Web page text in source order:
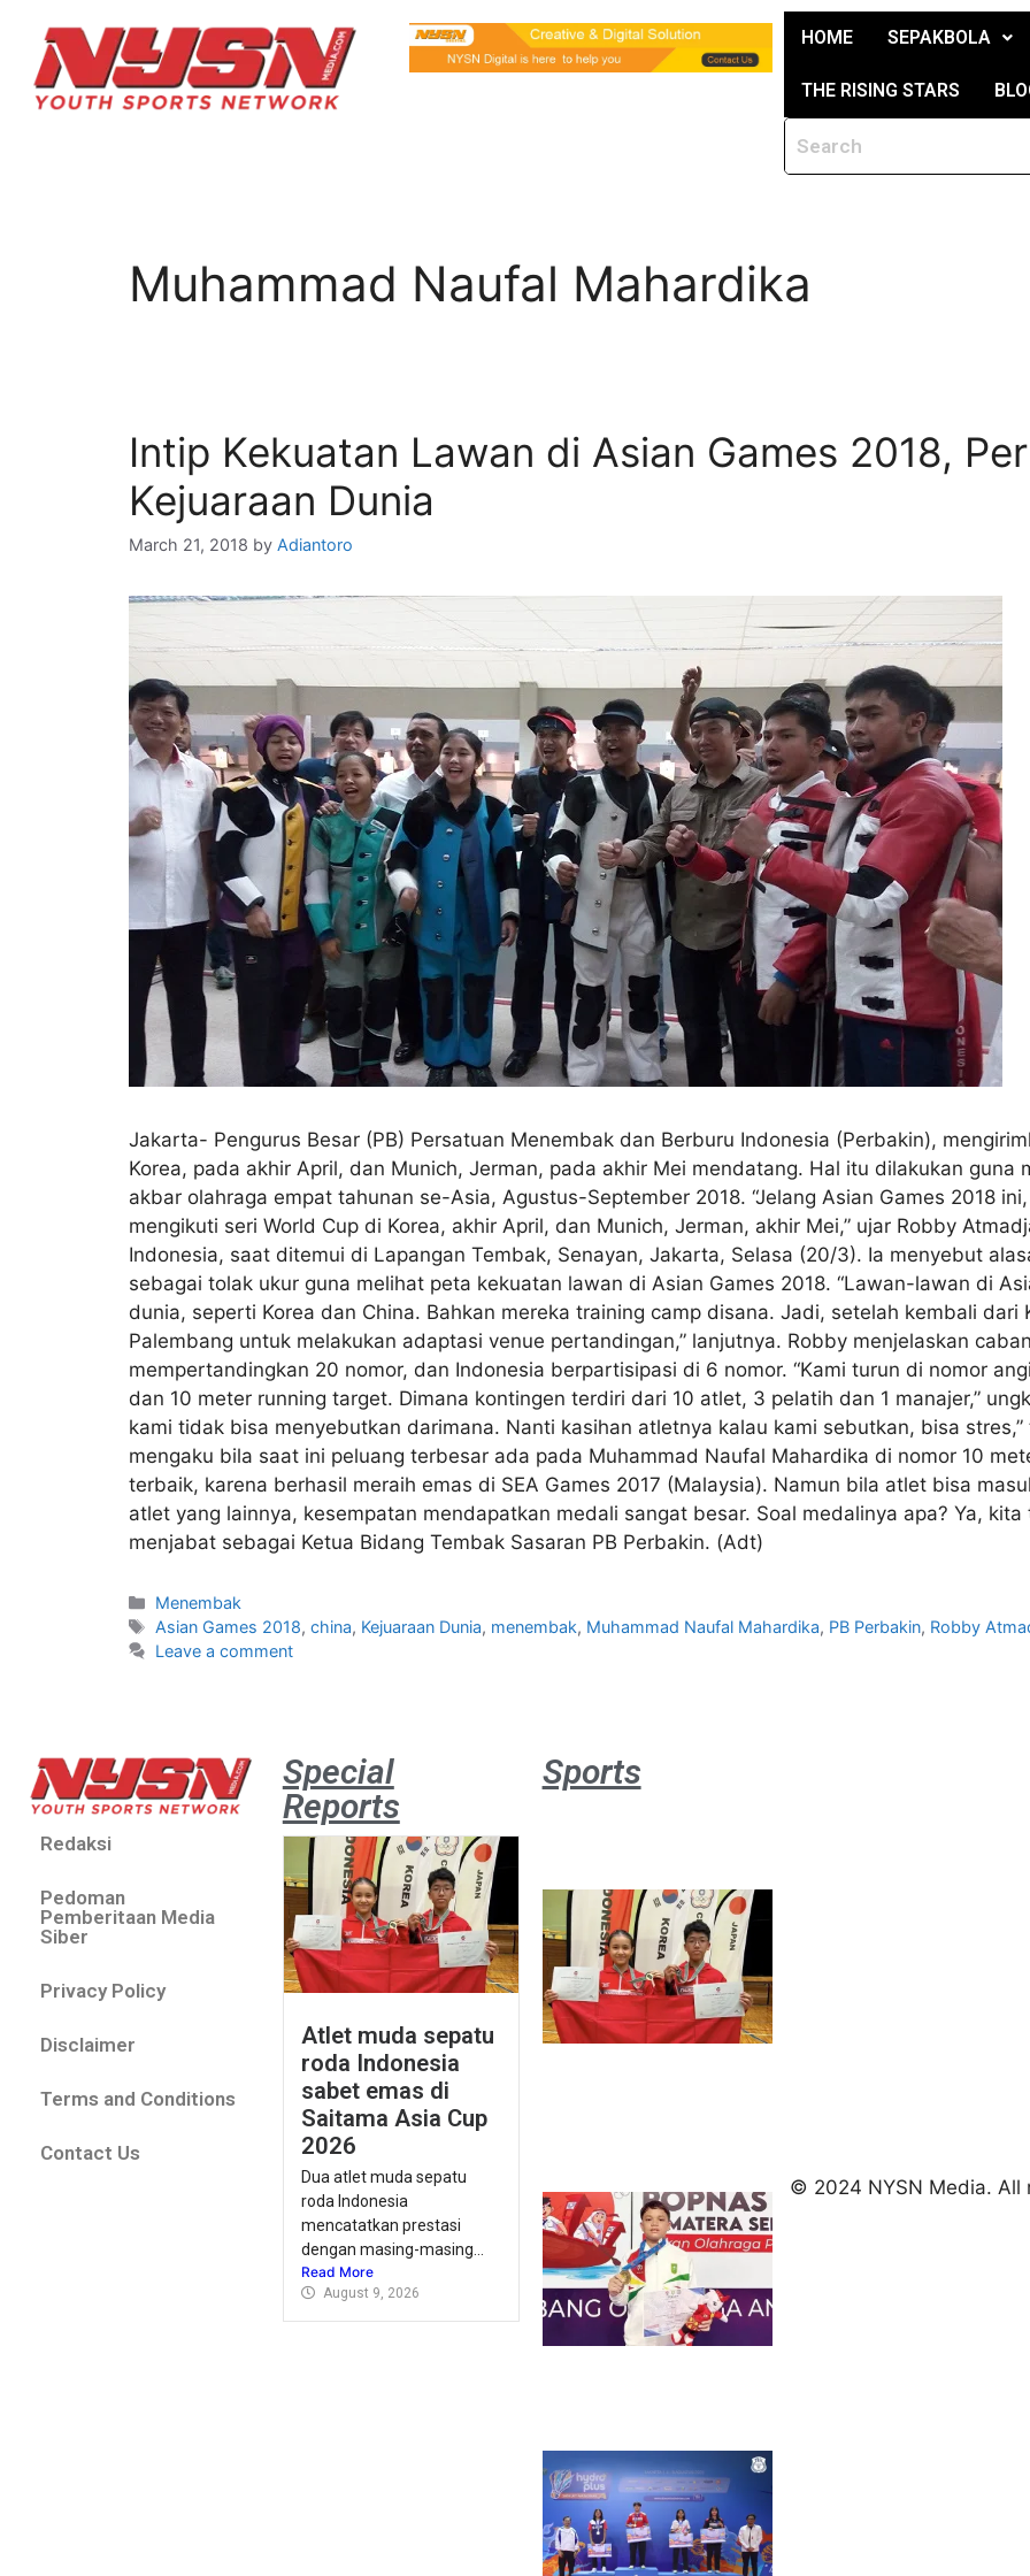
HOME SEPAKBOLA
THE RISING STARS
Muhammad Naufal Mahardika
Intip Kekuatan Lawan di Asian Games 2018,
Kejuaraan Dunia
March 21, 2018 by Adiantoro
Jakarta- Pengurus Besar (PB) Persatuan Menembak dan Berburu Indonesia (Perbakin),
Korea, pada akhir April, dan Munich, Jerman, pada akhir Mei mendatang. Hal itu dilakukan guna
akbar olahraga empat tahunan se-Asia, Agustus-September 2018. “Jelang Asian Games 2018
mengikuti seri World Cup di Korea, akhir April, dan Munich, Jerman, akhir Mei,” ujar Robby
Indonesia, saat ditemui di Lapangan Tembak, Senayan, Jakarta, Selasa (20/3). Ia menyebut
sebagai tolak ukur guna melihat peta kekuatan lawan di Asian Games 2018. “Lawan-lawan di
dunia, seperti Korea dan China. Bahkan mereka training camp disana. Jadi, setelah kembali dari
Palembang untuk melakukan adaptasi venue pertandingan,” lanjutnya. Robby menjelaskan
mempertandingkan 20 nomor, dan Indonesia berpartisipasi di 6 nomor. “Kami turun di nomor
dan 10 meter running target. Dimana kontingen terdiri dari 10 atlet, 3 pelatih dan 1 manajer,”
kami tidak bisa menyebutkan darimana. Nanti kasihan atletnya kalau kami sebutkan, bisa
mengaku bila saat ini peluang terbesar ada pada Muhammad Naufal Mahardika di nomor 10
terbaik, karena berhasil meraih emas di SEA Games 2017 (Malaysia). Namun bila atlet bisa
atlet yang lainnya, kesempatan mendapatkan medali sangat besar. Soal medalinya apa? Ya,
menjabat sebagai Ketua Bidang Tembak Sasaran PB Perbakin. (Adt)
Menembak
Asian Games 2018,china, Kejuaraan Dunia, menembak, Muhammad Naufal Mahardika, PB Perbakin, Robby
Leave a comment
Redaksi
Pedoman
Pemberitaan Media
Siber
Privacy Policy
Disclaimer
Terms and Conditions
Contact Us
Special
Reports
Atlet muda sepatu
roda Indonesia
sabet emas di
Saitama Asia Cup
2026
Dua atlet muda sepatu
roda Indonesia
mencatatkan prestasi
dengan masing-masing...
Read More
August 9, 2026
Sports
kirim tiga
© 2024 NYSN Media. All